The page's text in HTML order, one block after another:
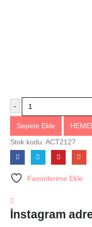
-
Sepete Ekle
Stok kodu: ACT2127
Favorilerime Ekle
İnstagram